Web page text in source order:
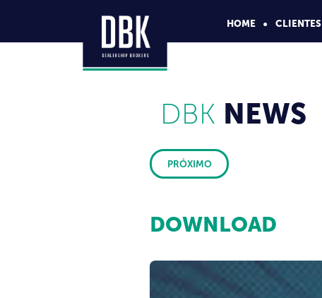
HOME CLIENTES
DBK NEWS
PRÓXIMO
DOWNLOAD